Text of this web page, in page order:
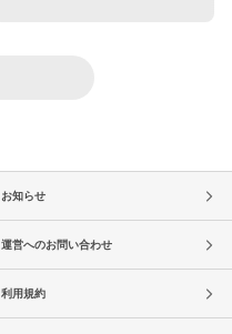
お知らせ
運営へのお問い合わせ
利用規約